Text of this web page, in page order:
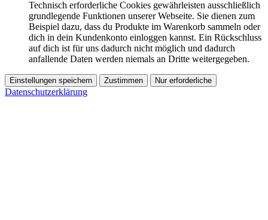
Technisch erforderliche Cookies gewährleisten ausschließlich
grundlegende Funktionen unserer Webseite. Sie dienen zum
Beispiel dazu, dass du Produkte im Warenkorb sammeln oder
dich in dein Kundenkonto einloggen kannst. Ein Rückschluss
auf dich ist für uns dadurch nicht möglich und dadurch
anfallende Daten werden niemals an Dritte weitergegeben.
Einstellungen speichern Zustimmen Nur erforderliche
Datenschutzerklärung